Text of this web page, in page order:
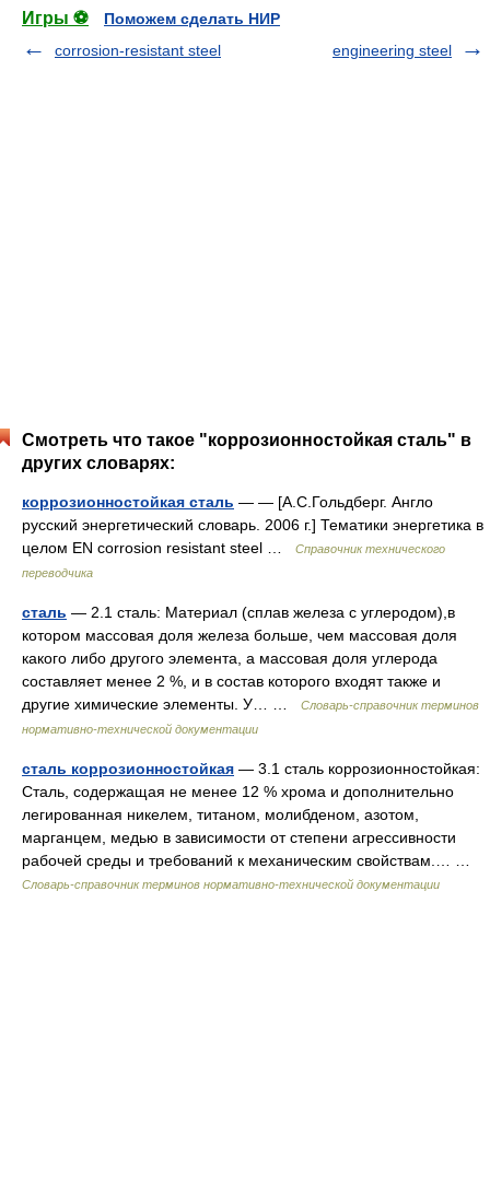
Игры ⚽
Поможем сделать НИР
corrosion-resistant steel
engineering steel
Смотреть что такое "коррозионностойкая сталь" в
других словарях:
коррозионностойкая сталь — — [А.С.Гольдберг. Англо
русский энергетический словарь. 2006 г.] Тематики энергетика в
целом EN corrosion resistant steel …
Справочник технического
переводчика
сталь — 2.1 сталь: Материал (сплав железа с углеродом),в
котором массовая доля железа больше, чем массовая доля
какого либо другого элемента, а массовая доля углерода
составляет менее 2 %, и в состав которого входят также и
другие химические элементы. У… …
Словарь-справочник терминов
нормативно-технической документации
сталь коррозионностойкая — 3.1 сталь коррозионностойкая:
Сталь, содержащая не менее 12 % хрома и дополнительно
легированная никелем, титаном, молибденом, азотом,
марганцем, медью в зависимости от степени агрессивности
рабочей среды и требований к механическим свойствам.… …
Словарь-справочник терминов нормативно-технической документации